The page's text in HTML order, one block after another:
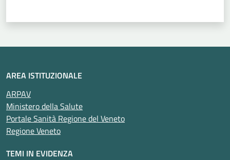
AREA ISTITUZIONALE
ARPAV
Ministero della Salute
Portale Sanità Regione del Veneto
Regione Veneto
TEMI IN EVIDENZA